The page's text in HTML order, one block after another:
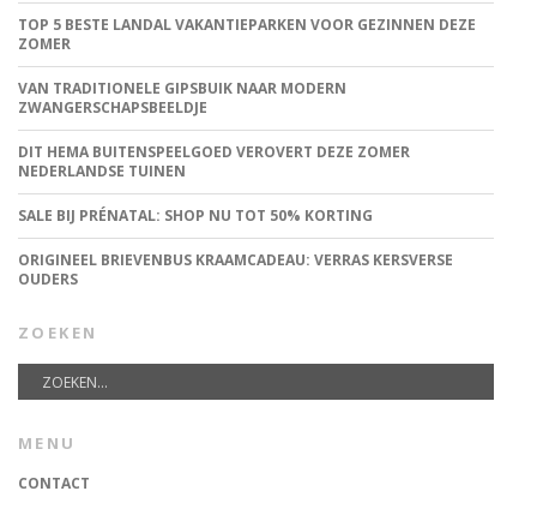
TOP 5 BESTE LANDAL VAKANTIEPARKEN VOOR GEZINNEN DEZE
ZOMER
VAN TRADITIONELE GIPSBUIK NAAR MODERN
ZWANGERSCHAPSBEELDJE
DIT HEMA BUITENSPEELGOED VEROVERT DEZE ZOMER
NEDERLANDSE TUINEN
SALE BIJ PRÉNATAL: SHOP NU TOT 50% KORTING
ORIGINEEL BRIEVENBUS KRAAMCADEAU: VERRAS KERSVERSE
OUDERS
ZOEKEN
MENU
CONTACT